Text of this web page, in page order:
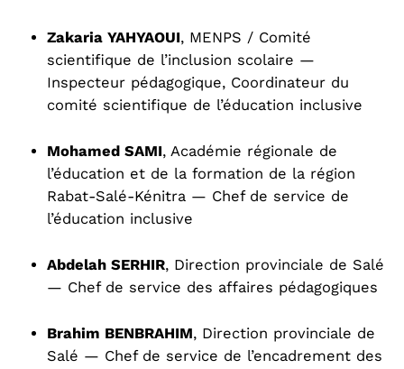
Zakaria YAHYAOUI, MENPS / Comité
scientifique de l’inclusion scolaire —
Inspecteur pédagogique, Coordinateur du
comité scientifique de l’éducation inclusive
Mohamed SAMI, Académie régionale de
l’éducation et de la formation de la région
Rabat-Salé-Kénitra — Chef de service de
l’éducation inclusive
Abdelah SERHIR, Direction provinciale de Salé
— Chef de service des affaires pédagogiques
Brahim BENBRAHIM, Direction provinciale de
Salé — Chef de service de l’encadrement des